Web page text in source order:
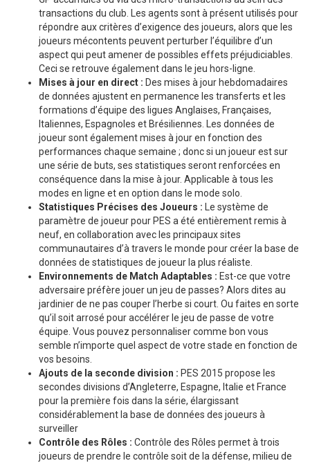
transactions du club. Les agents sont à présent utilisés pour
répondre aux critères d’exigence des joueurs, alors que les
joueurs mécontents peuvent perturber l’équilibre d’un
aspect qui peut amener de possibles effets préjudiciables.
Ceci se retrouve également dans le jeu hors-ligne.
Mises à jour en direct : Des mises à jour hebdomadaires
de données ajustent en permanence les transferts et les
formations d’équipe des ligues Anglaises, Françaises,
Italiennes, Espagnoles et Brésiliennes. Les données de
joueur sont également mises à jour en fonction des
performances chaque semaine ; donc si un joueur est sur
une série de buts, ses statistiques seront renforcées en
conséquence dans la mise à jour. Applicable à tous les
modes en ligne et en option dans le mode solo.
Statistiques Précises des Joueurs : Le système de
paramètre de joueur pour PES a été entièrement remis à
neuf, en collaboration avec les principaux sites
communautaires d’à travers le monde pour créer la base de
données de statistiques de joueur la plus réaliste.
Environnements de Match Adaptables : Est-ce que votre
adversaire préfère jouer un jeu de passes? Alors dites au
jardinier de ne pas couper l’herbe si court. Ou faites en sorte
qu’il soit arrosé pour accélérer le jeu de passe de votre
équipe. Vous pouvez personnaliser comme bon vous
semble n’importe quel aspect de votre stade en fonction de
vos besoins.
Ajouts de la seconde division : PES 2015 propose les
secondes divisions d’Angleterre, Espagne, Italie et France
pour la première fois dans la série, élargissant
considérablement la base de données des joueurs à
surveiller
Contrôle des Rôles : Contrôle des Rôles permet à trois
joueurs de prendre le contrôle soit de la défense, milieu de